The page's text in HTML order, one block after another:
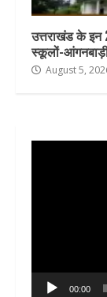
उत्तराखंड के इन
स्कूलों-
August 5,
00:00